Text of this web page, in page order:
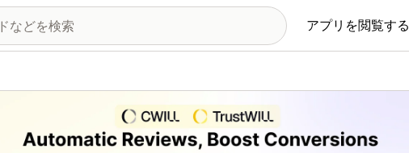
アプリを閲覧する
画像ギャラリー